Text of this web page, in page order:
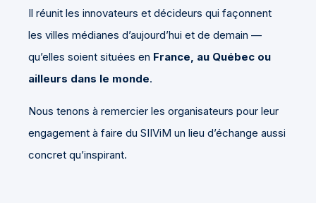
Il réunit les innovateurs et décideurs qui façonnent
les villes médianes d’aujourd’hui et de demain —
qu’elles soient situées en France, au Québec ou
ailleurs dans le monde.
Nous tenons à remercier les organisateurs pour leur
engagement à faire du SIIViM un lieu d’échange aussi
concret qu’inspirant.